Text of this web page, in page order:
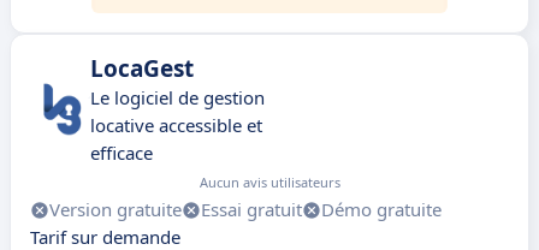
LocaGest
Le logiciel de gestion
locative accessible et
efficace
Aucun avis utilisateurs
Version gratuite Essai gratuit
Démo gratuite
Tarif sur demande